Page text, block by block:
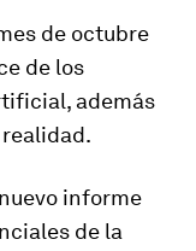
de octubre
de los
además
informe
de la